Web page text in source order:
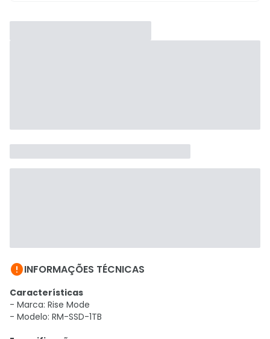
INFORMAÇÕES TÉCNICAS
Características
- Marca: Rise Mode
- Modelo: RM-SSD-1TB